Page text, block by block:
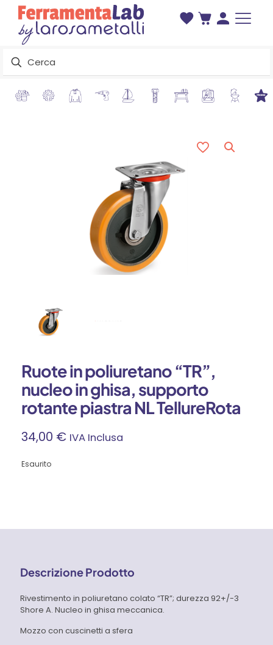
Ruote in poliuretano “TR”,
nucleo in ghisa, supporto
rotante piastra NL TellureRota
34,00 € IVA Inclusa
Esaurito
Descrizione Prodotto
Rivestimento in poliuretano colato “TR”; durezza 92+/-3
Shore A. Nucleo in ghisa meccanica.
Mozzo con cuscinetti a sfera